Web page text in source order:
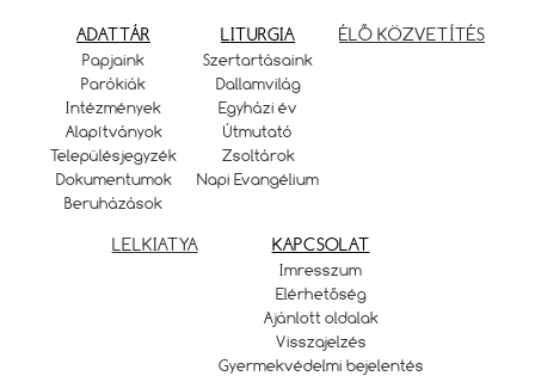
ADATTÁR
Papjaink
Parókiák
Intézmények
Alapítványok
Településjegyzék
Dokumentumok
Beruházások
LITURGIA
Szertartásaink
Dallamvilág
Egyházi év
Útmutató
Zsoltárok
Napi Evangélium
ÉLŐ KÖZVETÍTÉS
LELKIATYA KAPCSOLAT
Imresszum
Elérhetőség
Ajánlott oldalak
Visszajelzés
Gyermekvédelmi bejelentés